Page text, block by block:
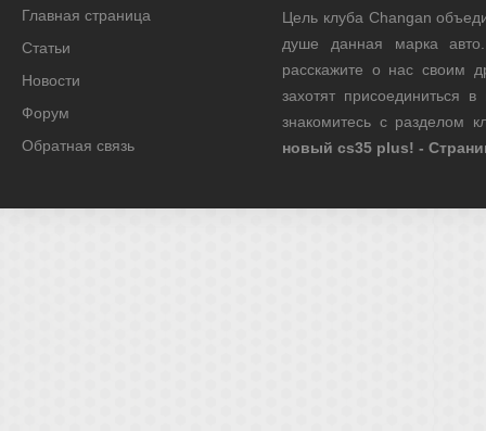
Главная страница
Статьи
Новости
Форум
Обратная связь
Цель клуба Changan
душе данная марка
расскажите о нас своим
захотят присоединиться
знакомитесь с разделом
новый cs35 plus! -